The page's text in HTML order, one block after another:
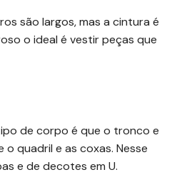
são largos, mas a cintura é
o ideal é vestir peças que
de corpo é que o tronco e
quadril e as coxas. Nesse
e de decotes em U.